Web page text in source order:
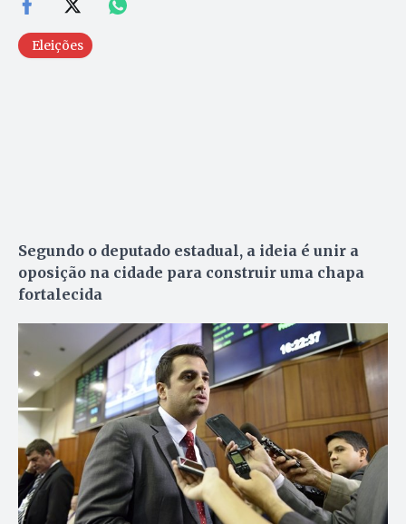
Eleições
Segundo o deputado estadual, a ideia é unir a
oposição na cidade para construir uma chapa
fortalecida